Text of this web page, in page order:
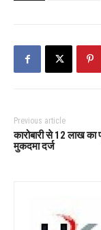
Previous article
कारोबारी से 12 लाख का
मुकदमा दर्ज